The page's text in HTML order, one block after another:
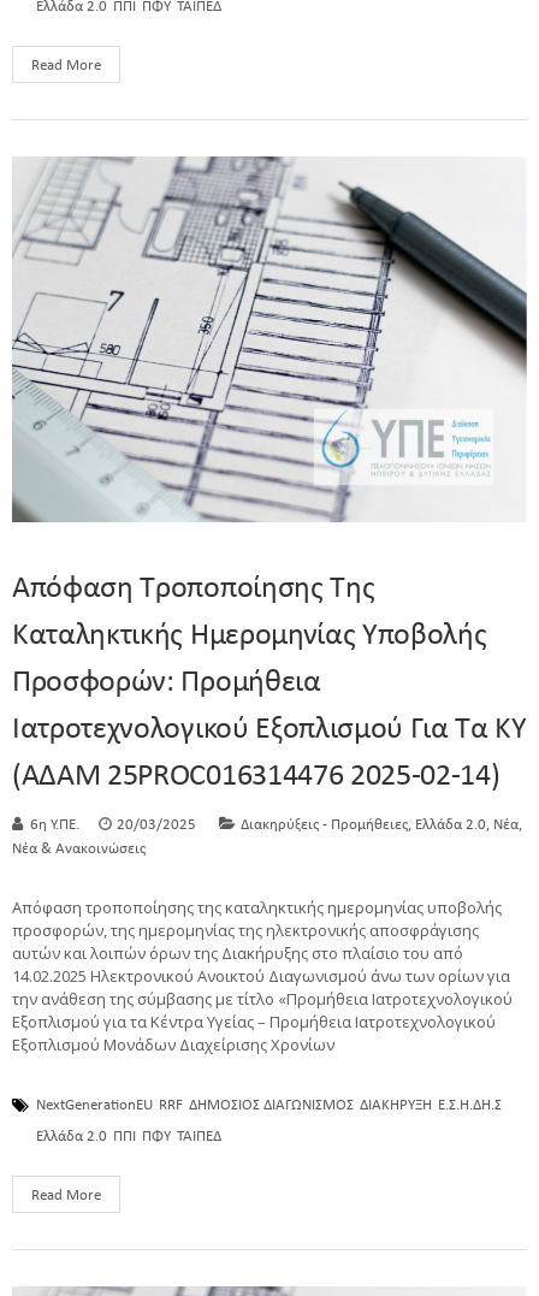
Ελλάδα 2.0 ΠΠΙ ΠΦΥ ΤΑΙΠΕΔ
Read More
Απόφαση Τροποποίησης Της
Καταληκτικής Ημερομηνίας Υποβολής
Προσφορών: Προμήθεια
Ιατροτεχνολογικού Εξοπλισμού Για Τα ΚΥ
(ΑΔΑΜ 25PROC016314476 2025-02-14)
6η Υ.ΠΕ. 20/03/2025 Διακηρύξεις - Προμήθειες Ελλάδα 2.0 Νέα
Νέα & Ανακοινώσεις
Απόφαση τροποποίησης της καταληκτικής ημερομηνίας υποβολής
προσφορών, της ημερομηνίας της ηλεκτρονικής αποσφράγισης
αυτών και λοιπών όρων της Διακήρυξης στο πλαίσιο του από
14.02.2025 Ηλεκτρονικού Ανοικτού Διαγωνισμού άνω των ορίων για
την ανάθεση της σύμβασης με τίτλο «Προμήθεια Ιατροτεχνολογικού
Εξοπλισμού για τα Κέντρα Υγείας – Προμήθεια Ιατροτεχνολογικού
Εξοπλισμού Μονάδων Διαχείρισης Χρονίων
NextGenerationEU RRF ΔΗΜΟΣΙΟΣ ΔΙΑΓΩΝΙΣΜΟΣ ΔΙΑΚΗΡΥΞΗ Ε.Σ.Η.ΔΗ.Σ
Ελλάδα 2.0 ΠΠΙ ΠΦΥ ΤΑΙΠΕΔ
Read More